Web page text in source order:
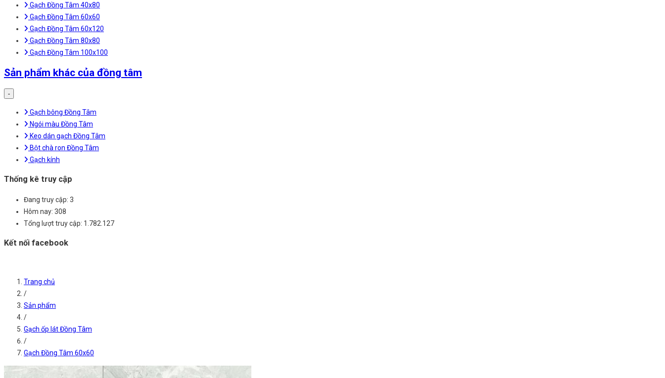
Gạch Đồng Tâm 40x80
Gạch Đồng Tâm 60x60
Gạch Đồng Tâm 60x120
Gạch Đồng Tâm 80x80
Gạch Đồng Tâm 100x100
Sản phẩm khác của đồng tâm
-
Gạch bông Đồng Tâm
Ngói màu Đồng Tâm
Keo dán gạch Đồng Tâm
Bột chà ron Đồng Tâm
Gạch kính
Thống kê truy cập
Đang truy cập: 3
Hôm nay: 308
Tổng lượt truy cập: 1.782.127
Kết nối facebook
Trang chủ
/
Sản phẩm
/
Gạch ốp lát Đồng Tâm
/
Gạch Đồng Tâm 60x60